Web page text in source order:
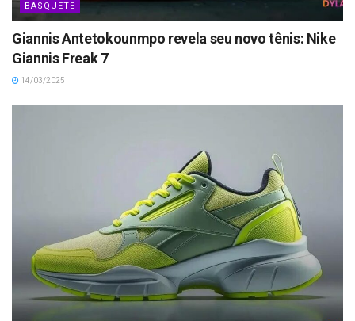
BASQUETE
Giannis Antetokounmpo revela seu novo tênis: Nike
Giannis Freak 7
14/03/2025